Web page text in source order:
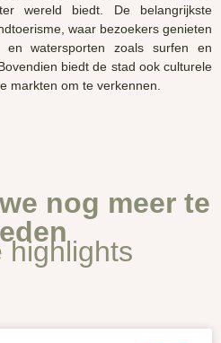
wereld biedt. De belangrijkste
waar bezoekers genieten
en watersporten zoals surfen en
biedt de stad ook culturele
markten om te verkennen.
nog meer te
highlights